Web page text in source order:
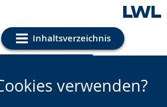
Inhaltsverzeichnis
Einstellungen
verwenden?